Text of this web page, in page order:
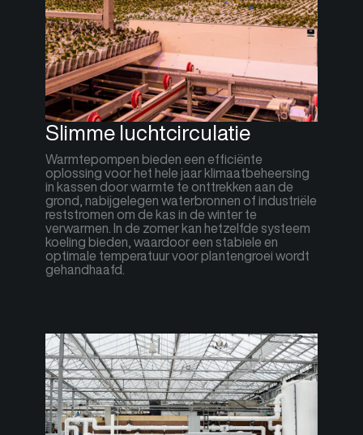
Slimme luchtcirculatie
Warmtepompen bieden een efficiënte
oplossing voor het hele jaar klimaatbeheersing
in kassen door warmte te onttrekken aan de
grond, nabijgelegen waterbronnen of industriële
reststromen om de kas in de winter te
verwarmen. In de zomer kan hetzelfde systeem
koeling bieden, waardoor een stabiele en
optimale temperatuur voor plantengroei wordt
gehandhaafd.